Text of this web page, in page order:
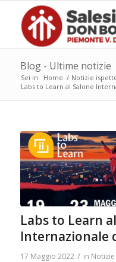
Blog - Ultime notizie
Sei in: Home / Notizie
Labs to Learn al Salone
Labs to Learn
Internazionale
17 Maggio 2022 / in